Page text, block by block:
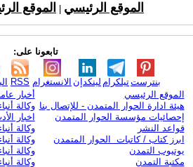
الموقع الرئيسي الموقع
تابعونا على:
RSS الانستغرام لينكدإن تيلكرامبنترست
الموقع الرئيسي
هيئة ادارة الحوار المتمدن - للإتصال بنا
إحصائيات مؤسسة الحوار المتمدن
قواعد النشر
ابرز كتاب / كاتبات الحوار المتمدن
يوتيوب التمدن
مكتبة التمدن
أخبار
وكالة
اخبار
وكالة
وكالة
وكالة
وكالة